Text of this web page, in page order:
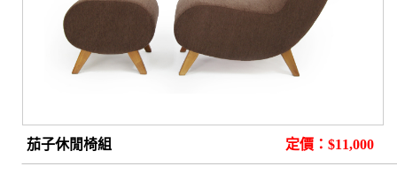
茄子休閒椅組 定價：$11,000